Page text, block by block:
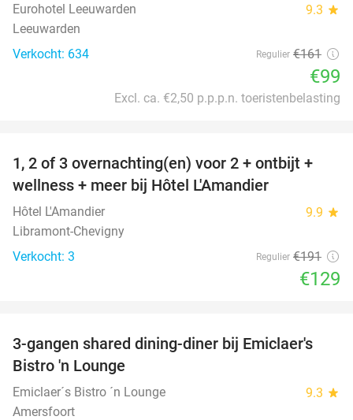
Eurohotel Leeuwarden 9.3 star
Leeuwarden
Verkocht: 634
Regulier €161
€99
Excl. ca. €2,50 p.p.p.n. toeristenbelasting
32%
TODAY
1, 2 of 3 overnachting(en) voor 2 + ontbijt +
wellness + meer bij Hôtel L'Amandier
Hôtel L'Amandier 9.9 star
Libramont-Chevigny
Verkocht: 3
Regulier €191
€129
48%
3-gangen shared dining-diner bij Emiclaer's
Bistro 'n Lounge
Emiclaer´s Bistro ´n Lounge 9.3 star
Amersfoort